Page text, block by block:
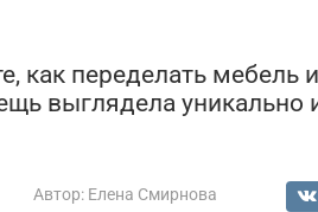
как переделать мебель
выглядела уникально
Автор: Елена Смирнова